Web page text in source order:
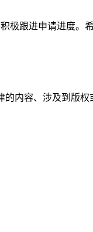
极跟进申请进度。
内容、涉及到版